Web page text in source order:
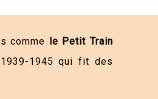
comme le Petit Train
1945 qui fit des